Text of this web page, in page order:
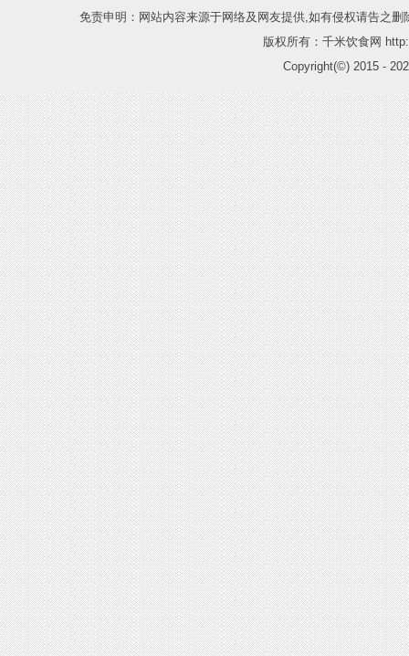
免责申明：网站内容来源于网络及网友提供,如有侵权请告之
版权所有：千米饮食网
Copyright(©) 2015 -